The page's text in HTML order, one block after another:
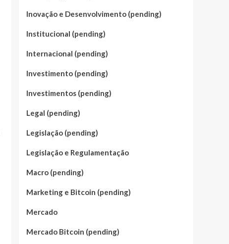
Inovação e Desenvolvimento (pending)
Institucional (pending)
Internacional (pending)
Investimento (pending)
Investimentos (pending)
Legal (pending)
Legislação (pending)
Legislação e Regulamentação
Macro (pending)
Marketing e Bitcoin (pending)
Mercado
Mercado Bitcoin (pending)